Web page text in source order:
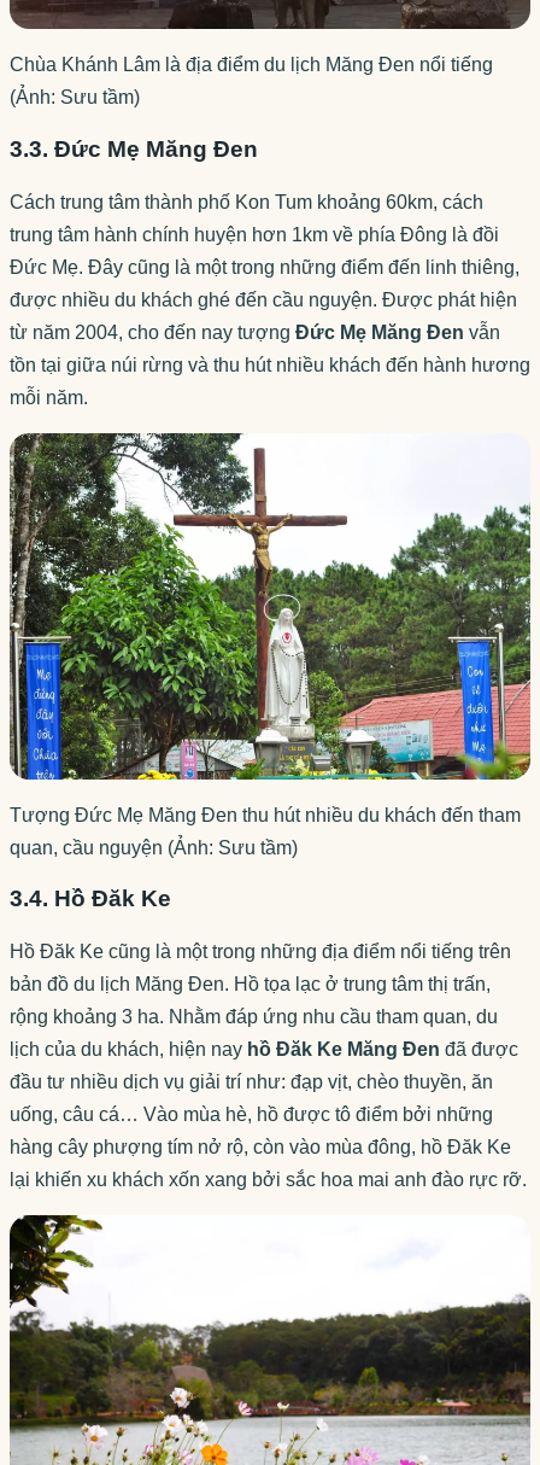
Chùa Khánh Lâm là địa điểm du lịch Măng Đen nổi tiếng
(Ảnh: Sưu tầm)
3.3. Đức Mẹ Măng Đen
Cách trung tâm thành phố Kon Tum khoảng 60km, cách
trung tâm hành chính huyện hơn 1km về phía Đông là đồi
Đức Mẹ. Đây cũng là một trong những điểm đến linh thiêng,
được nhiều du khách ghé đến cầu nguyện. Được phát hiện
từ năm 2004, cho đến nay tượng Đức Mẹ Măng Đen vẫn
tồn tại giữa núi rừng và thu hút nhiều khách đến hành hương
mỗi năm.
Tượng Đức Mẹ Măng Đen thu hút nhiều du khách đến tham
quan, cầu nguyện (Ảnh: Sưu tầm)
3.4. Hồ Đăk Ke
Hồ Đăk Ke cũng là một trong những địa điểm nổi tiếng trên
bản đồ du lịch Măng Đen. Hồ tọa lạc ở trung tâm thị trấn,
rộng khoảng 3 ha. Nhằm đáp ứng nhu cầu tham quan, du
lịch của du khách, hiện nay hồ Đăk Ke Măng Đen đã được
đầu tư nhiều dịch vụ giải trí như: đạp vịt, chèo thuyền, ăn
uống, câu cá… Vào mùa hè, hồ được tô điểm bởi những
hàng cây phượng tím nở rộ, còn vào mùa đông, hồ Đăk Ke
lại khiến xu khách xốn xang bởi sắc hoa mai anh đào rực rỡ.